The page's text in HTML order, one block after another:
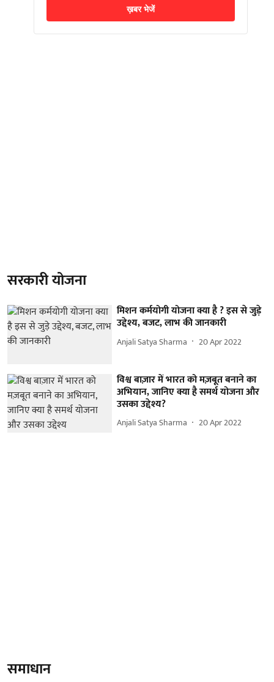
ख़बर भेजें
सरकारी योजना
मिशन कर्मयोगी योजना क्या है ? इस से जुड़े
उद्देश्य, बजट, लाभ की जानकारी
Anjali Satya Sharma 20 Apr 2022
विश्व बाज़ार में भारत को मज़बूत बनाने का
अभियान, जानिए क्या है समर्थ योजना और
उसका उद्देश्य?
Anjali Satya Sharma 20 Apr 2022
समाधान